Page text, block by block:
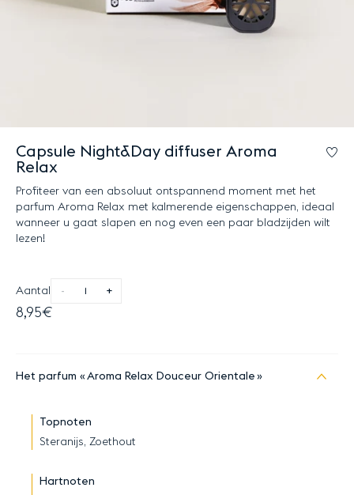
Capsule Night&Day diffuser Aroma
Relax
Profiteer van een absoluut ontspannend moment met het
parfum Aroma Relax met kalmerende eigenschappen, ideaal
wanneer u gaat slapen en nog even een paar bladzijden wilt
lezen!
Aantal - +
8,95€
Het parfum Aroma Relax Douceur Orientale
Topnoten
Steranijs, Zoethout
Hartnoten